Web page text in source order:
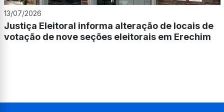
13/07/2026
Justiça Eleitoral informa alteração de locais de
votação de nove seções eleitorais em Erechim